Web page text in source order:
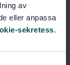
av
eller anpassa
sekretess.
Read more
Price:789 SEK